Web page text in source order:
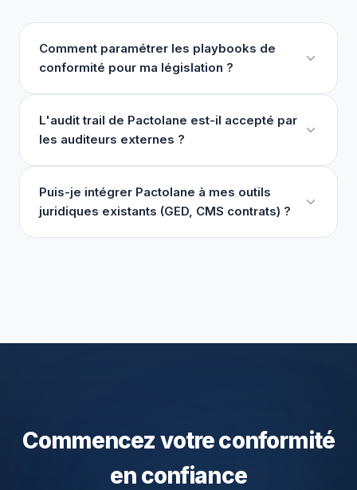
Comment paramétrer les playbooks de
conformité pour ma législation ?
L'audit trail de Pactolane est-il accepté par
les auditeurs externes ?
Puis-je intégrer Pactolane à mes outils
juridiques existants (GED, CMS contrats) ?
Commencez votre conformité
en confiance